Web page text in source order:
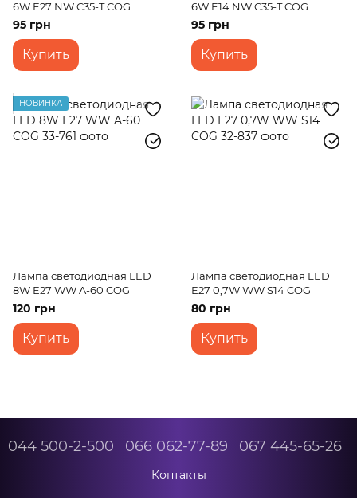
6W E27 NW C35-T COG
95 грн
Купить
6W E14 NW C35-T COG
95 грн
Купить
НОВИНКА
Лампа светодиодная LED
8W E27 WW A-60 COG
120 грн
Купить
Лампа светодиодная LED
E27 0,7W WW S14 COG
80 грн
Купить
044 500-2-500 066 062-77-89 067 445-65-26
Контакты